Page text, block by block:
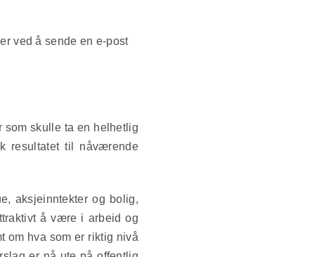
ved å sende en e-post
som skulle ta en helhetlig
resultatet til nåværende
aksjeinntekter og bolig,
å være i arbeid og
om hva som er riktig nivå